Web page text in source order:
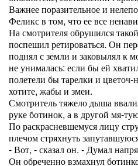
Важнее поразительное и
Феликс в том, что ее все
На смотрителя обрушился
поспешил ретироваться. Он
поднял с земли и заковылял к
не унималась: если бы ей
полетели бы тарелки и
хотите, жабы и змеи.
Смотритель тяжело дыша
руке ботинок, а в другой мя-
По раскрасневшемуся лицу
плечом стряхнуть
- Вот, - сказал он. - Думал
Он обреченно взмахнул